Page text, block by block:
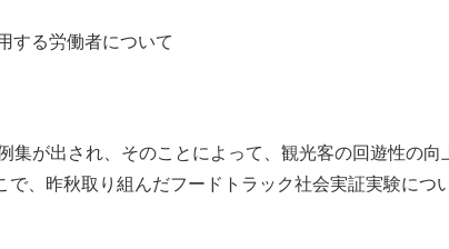
する労働者について
集が出され、そのことによって、観光客の回遊性の向
、昨秋取り組んだフードトラック社会実証実験につ